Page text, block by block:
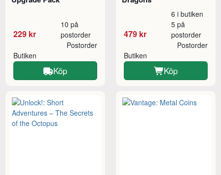
229 kr
10 på
postorder
Butiken
Postorder
Köp
479 kr
6 i butiken
5 på
postorder
Butiken
Postorder
Köp